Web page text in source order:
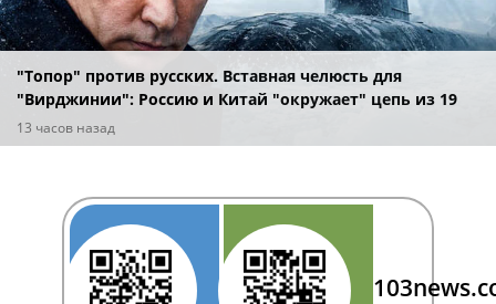
"Топор" против русских. Вставная челюсть для
"Вирджинии": Россию и Китай "окружает" цепь из 19
американских подлодок
13 часов назад